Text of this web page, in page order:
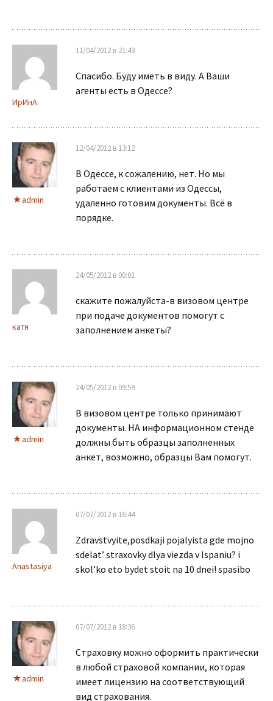
ИрИнА
11/04/2012 в 21:43
Спасибо. Буду иметь в виду. А Ваши
агенты есть в Одессе?
admin
12/04/2012 в 13:12
В Одессе, к сожалению, нет. Но мы
работаем с клиентами из Одессы,
удаленно готовим документы. Всё в
порядке.
катя
24/05/2012 в 00:01
скажите пожалуйста-в визовом центре
при подаче документов помогут с
заполнением анкеты?
admin
24/05/2012 в 09:59
В визовом центре только принимают
документы. НА информационном стенде
должны быть образцы заполненных
анкет, возможно, образцы Вам помогут.
Anastasiya
07/07/2012 в 16:44
Zdravstvyite,posdkaji pojalyista gde mojno
sdelat’ straxovky dlya viezda v Ispaniu? i
skol’ko eto bydet stoit na 10 dnei! spasibo
admin
07/07/2012 в 18:36
Страховку можно оформить практически
в любой страховой компании, которая
имеет лицензию на соответствующий
вид страхования.